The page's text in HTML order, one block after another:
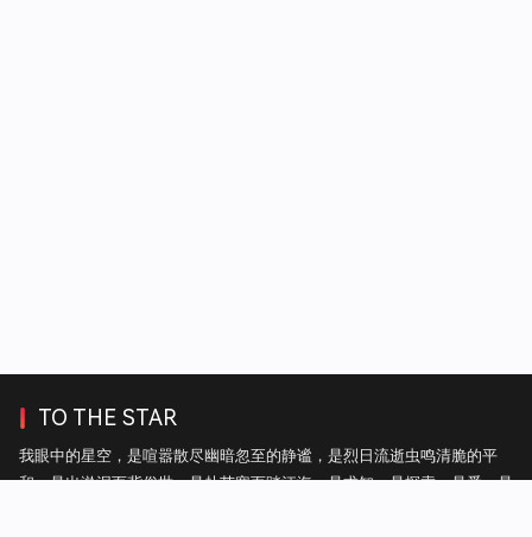
TO THE STAR
我眼中的星空，是喧嚣散尽幽暗忽至的静谧，是烈日流逝虫鸣清脆的平
和，是出淤泥而背俗世，是赴苦寒而踏江海，是求知，是探索，是爱，是